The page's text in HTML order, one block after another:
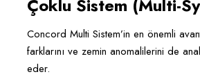
Çoklu Sistem (Multi-
Concord Multi Sistem’in en önemli
farklarını ve zemin anomalilerini de
eder.